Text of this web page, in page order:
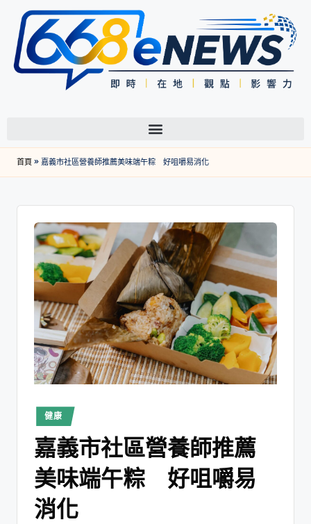
首頁»嘉義市社區營養師推薦美味端午粽 好咀嚼易消化
健康
嘉義市社區營養師推薦
美味端午粽 好咀嚼易
消化